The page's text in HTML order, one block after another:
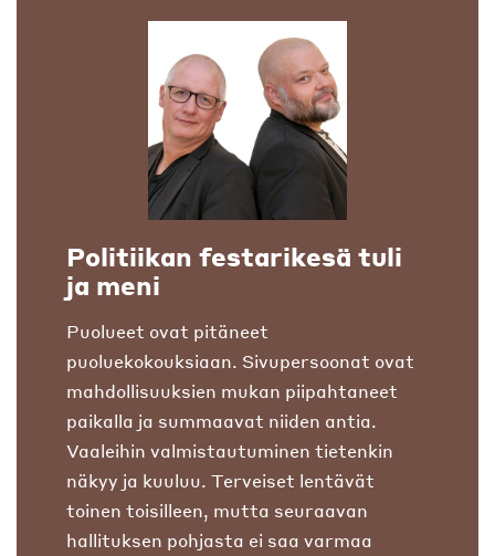
Politiikan festarikesä tuli
ja meni
Puolueet ovat pitäneet
puoluekokouksiaan. Sivupersoonat ovat
mahdollisuuksien mukan piipahtaneet
paikalla ja summaavat niiden antia.
Vaaleihin valmistautuminen tietenkin
näkyy ja kuuluu. Terveiset lentävät
toinen toisilleen, mutta seuraavan
hallituksen pohjasta ei saa varmaa